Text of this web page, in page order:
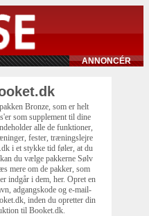
ANNONCÉR
Bronze, som er helt
som supplement til dine
alle de funktioner,
fester, træningslejre
i et stykke tid føler, at du
du vælge pakkerne Sølv
mere om de pakker, som
indgår i dem, her. Opret en
adgangskode og e-mail-
inden du opretter din
til Booket.dk.